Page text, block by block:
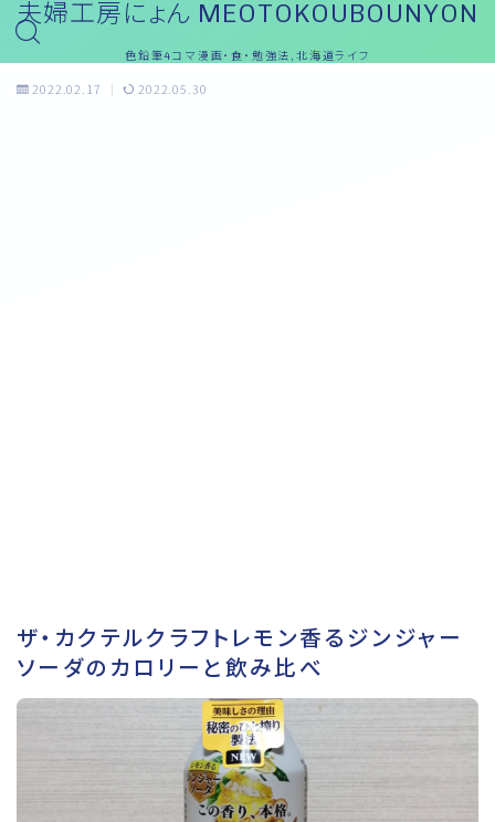
夫婦工房にょん MEOTOKOUBOUNYON
色鉛筆4コマ漫画・食・勉強法,北海道ライフ
2022.02.17 2022.05.30
ザ・カクテルクラフトレモン香るジンジャー
ソーダのカロリーと飲み比べ